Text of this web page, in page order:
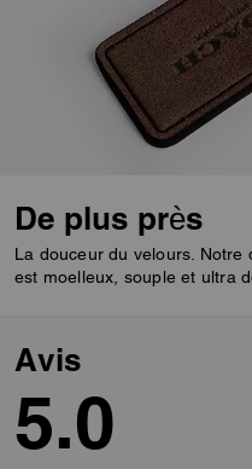
De plus près
La douceur du velours. Notre
est moelleux, souple et ultra
Avis
5.0